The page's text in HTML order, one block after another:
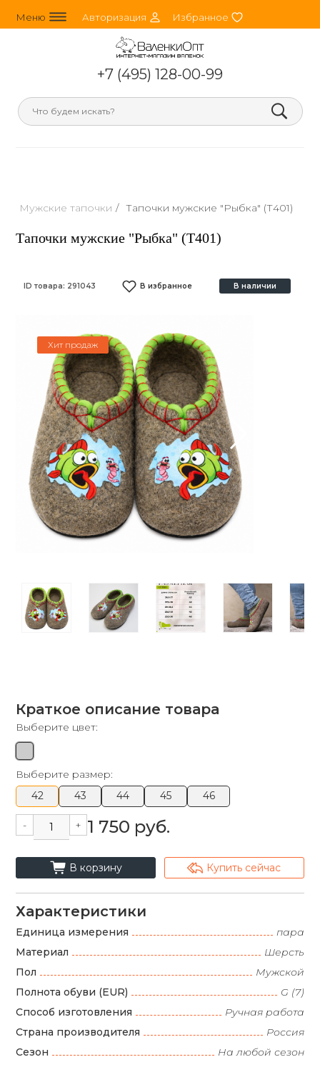
Меню line_horizontal_3 Авторизация person_round Избранное heart
+7 (495) 128-00-99
search
Мужские тапочки / Тапочки мужские "Рыбка" (Т401)
Тапочки мужские "Рыбка" (Т401)
ID товара: 291043 В избранное В наличии
Хит продаж
Краткое описание товара
Выберите цвет:
Выберите размер:
42
43 44 45 46
- + 1 750 руб.
cart_fill В корзину arrowshape_turn_up_left_2 Купить сейчас
Характеристики
Единица измерения
пара
Материал
Шерсть
Пол
Мужской
Полнота обуви (EUR)
G (7)
Способ изготовления
Ручная работа
Страна производителя
Россия
Сезон
На любой сезон